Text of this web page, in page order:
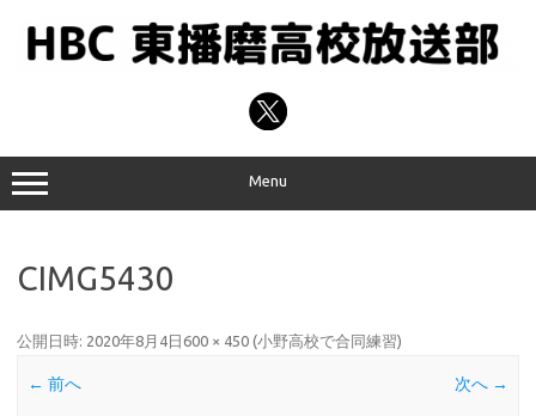
プ
Menu
CIMG5430
公開日時: 2020年8月4日 600 × 450 (小野高校で合同練習)
← 前へ 次へ →